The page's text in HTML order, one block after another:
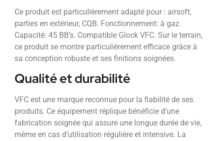
Ce produit est particulièrement adapté pour : airsoft,
parties en extérieur, CQB. Fonctionnement: à gaz.
Capacité: 45 BB’s. Compatible Glock VFC. Sur le terrain,
ce produit se montre particulièrement efficace grâce à
sa conception robuste et ses finitions soignées.
Qualité et durabilité
VFC est une marque reconnue pour la fiabilité de ses
produits. Ce équipement réplique bénéficie d’une
fabrication soignée qui assure une longue durée de vie,
même en cas d’utilisation régulière et intensive. La